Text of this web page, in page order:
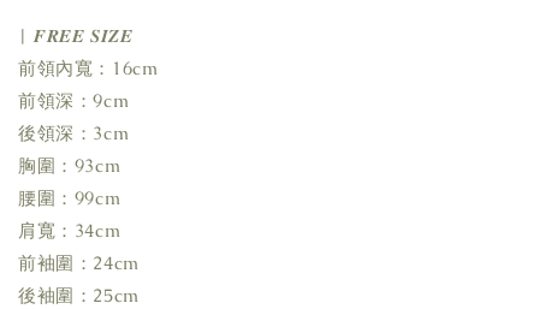
| 𝑭𝑹𝑬𝑬 𝑺𝑰𝒁𝑬
前領內寬：16cm
前領深：9cm
後領深：3cm
胸圍：93cm
腰圍：99cm
肩寬：34cm
前袖圍：24cm
後袖圍：25cm